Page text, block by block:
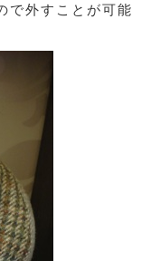
で外すことが可能